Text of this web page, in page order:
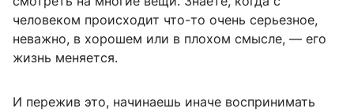
человеком происходит что-то очень серьезное,
неважно, в хорошем или в плохом смысле, — его
жизнь меняется.
И пережив это, начинаешь иначе воспринимать